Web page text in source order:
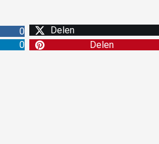
0
Delen
0 Delen